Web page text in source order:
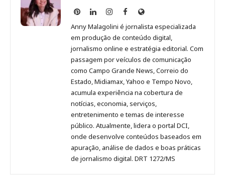
Anny
Malagolini
no
Pinterest
Anny
Malagolini
no
LinkedIn
Anny
Malagolini
no
Instagram
Anny
Malagolini
no
Facebook
Site
de
Anny
Malagolini
Anny Malagolini é jornalista especializada
em produção de conteúdo digital,
jornalismo online e estratégia editorial. Com
passagem por veículos de comunicação
como Campo Grande News, Correio do
Estado, Midiamax, Yahoo e Tempo Novo,
acumula experiência na cobertura de
notícias, economia, serviços,
entretenimento e temas de interesse
público. Atualmente, lidera o portal DCI,
onde desenvolve conteúdos baseados em
apuração, análise de dados e boas práticas
de jornalismo digital. DRT 1272/MS